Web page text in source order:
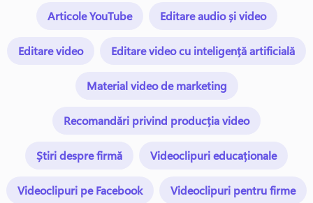
Articole YouTube Editare audio și video
Editare video Editare video cu inteligență artificială
Material video de marketing
Recomandări privind producția video
Știri despre firmă Videoclipuri educaționale
Videoclipuri pe Facebook Videoclipuri pentru firme